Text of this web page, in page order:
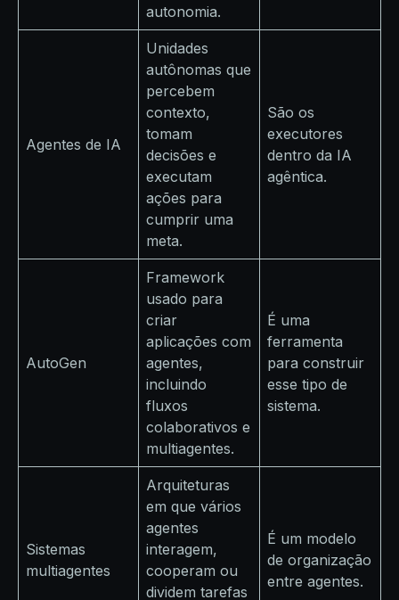
autonomia.
Agentes de IA
Unidades
autônomas que
percebem
contexto,
tomam
decisões e
executam
ações para
cumprir uma
meta.
São os
executores
dentro da IA
agêntica.
AutoGen
Framework
usado para
criar
aplicações com
agentes,
incluindo
fluxos
colaborativos e
multiagentes.
É uma
ferramenta
para construir
esse tipo de
sistema.
Sistemas
multiagentes
Arquiteturas
em que vários
agentes
interagem,
cooperam ou
dividem tarefas
É um modelo
de organização
entre agentes.